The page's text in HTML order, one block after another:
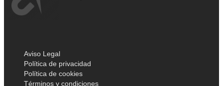
Aviso Legal
Política de privacidad
Política de cookies
Términos y condiciones